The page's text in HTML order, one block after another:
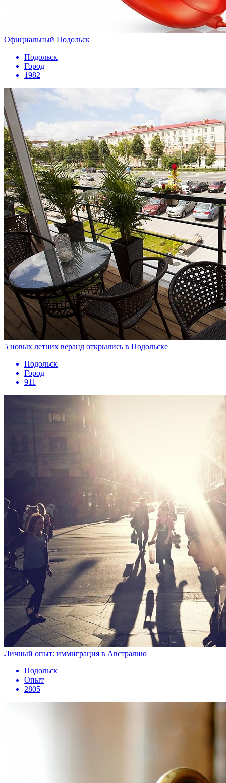
Официальный Подольск
Подольск
Город
1982
5 новых летних веранд открылись в Подольске
Подольск
Город
911
Личный опыт: иммиграция в Австралию
Подольск
Опыт
2805